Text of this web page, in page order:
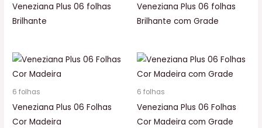
Veneziana Plus 06 folhas
Brilhante
Veneziana Plus 06 folhas
Brilhante com Grade
6 folhas
Veneziana Plus 06 Folhas
Cor Madeira
6 folhas
Veneziana Plus 06 Folhas
Cor Madeira com Grade